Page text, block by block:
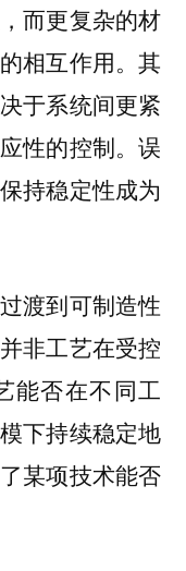
而更复杂的材
相互作用。其
于系统间更紧
性的控制。误
持稳定性成为
渡到可制造性
非工艺在受控
能否在不同工
下持续稳定地
某项技术能否